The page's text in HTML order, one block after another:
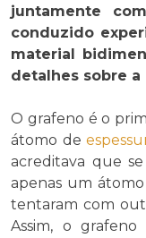
juntamente
conduzido
material
detalhes sobre
O grafeno é o
átomo de
acreditava que
apenas um
tentaram com
Assim, o